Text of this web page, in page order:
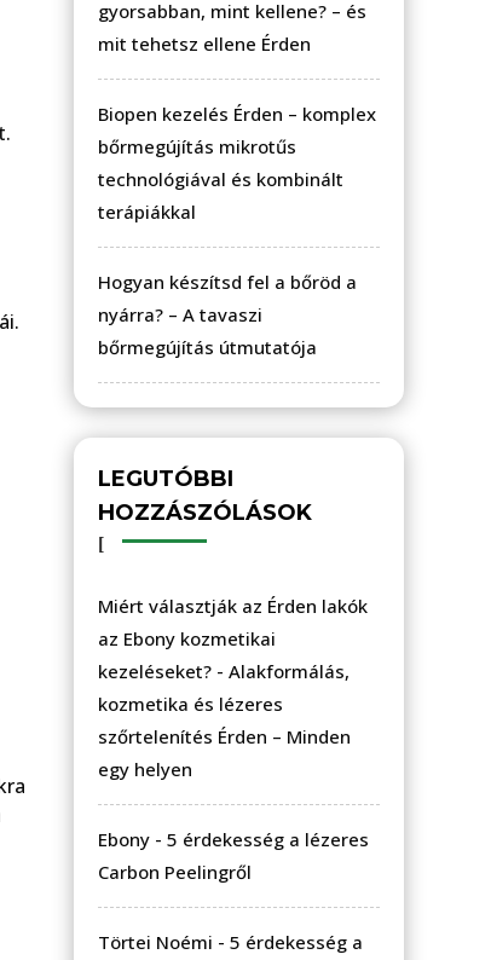
gyorsabban, mint kellene? – és
mit tehetsz ellene Érden
Biopen kezelés Érden – komplex
bőrmegújítás mikrotűs
technológiával és kombinált
terápiákkal
Hogyan készítsd fel a bőröd a
nyárra? – A tavaszi
bőrmegújítás útmutatója
LEGUTÓBBI
HOZZÁSZÓLÁSOK
Miért választják az Érden lakók
az Ebony kozmetikai
kezeléseket? - Alakformálás,
kozmetika és lézeres
szőrtelenítés Érden – Minden
egy helyen
Ebony - 5 érdekesség a lézeres
Carbon Peelingről
Törtei Noémi - 5 érdekesség a